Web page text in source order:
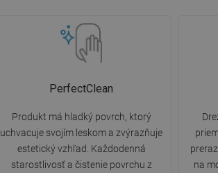
PerfectClean
Produkt má hladký povrch, ktorý
uchvacuje svojím leskom a zvýrazňuje
estetický vzhľad. Každodenná
starostlivosť a čistenie povrchu z
na